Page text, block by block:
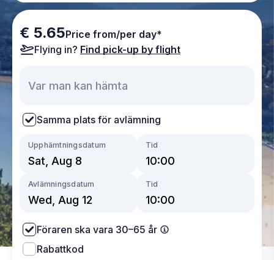
€ 5.65Price from/per day*
Flying in? Find pick-up by flight
Samma plats för avlämning
Upphämtningsdatum Tid
Avlämningsdatum Tid
Föraren ska vara 30–65 år
Rabattkod